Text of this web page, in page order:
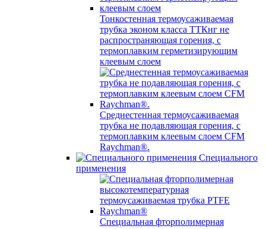
Тонкостенная термоусаживаемая
трубка эконом класса ТТКнг не
распространяющая горения, с
термоплавким герметизирующим
клеевым слоем
Среднестенная термоусаживаемая
трубка не подавляющая горения, с
термоплавким клеевым слоем CFM
Raychman®.
Специального
применения
Специальная фторполимерная